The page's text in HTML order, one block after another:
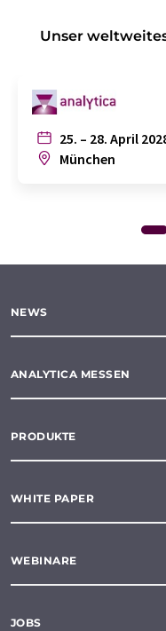
Unser
25. – 28. April
München
NEWS
ANALYTICA MESSEN
PRODUKTE
WHITE PAPER
WEBINARE
JOBS